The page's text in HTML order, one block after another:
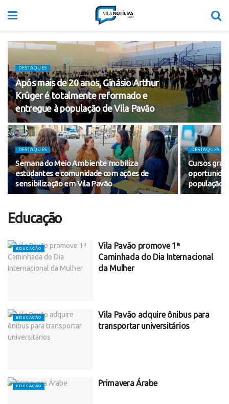
DESTAQUES
Após mais de 20 anos, Ginásio Arthur
Krüger é totalmente reformado e
entregue à população de Vila Pavão
DESTAQUES
Semana do Meio Ambiente mobiliza
estudantes e comunidade com ações de
sensibilização em Vila Pavão
DESTAQUES
Cursos
população
Educação
EDUCAÇÃO
Vila Pavão promove 1ª
Caminhada do Dia Internacional
da Mulher
EDUCAÇÃO
Vila Pavão adquire ônibus para
transportar universitários
EDUCAÇÃO Primavera Árabe